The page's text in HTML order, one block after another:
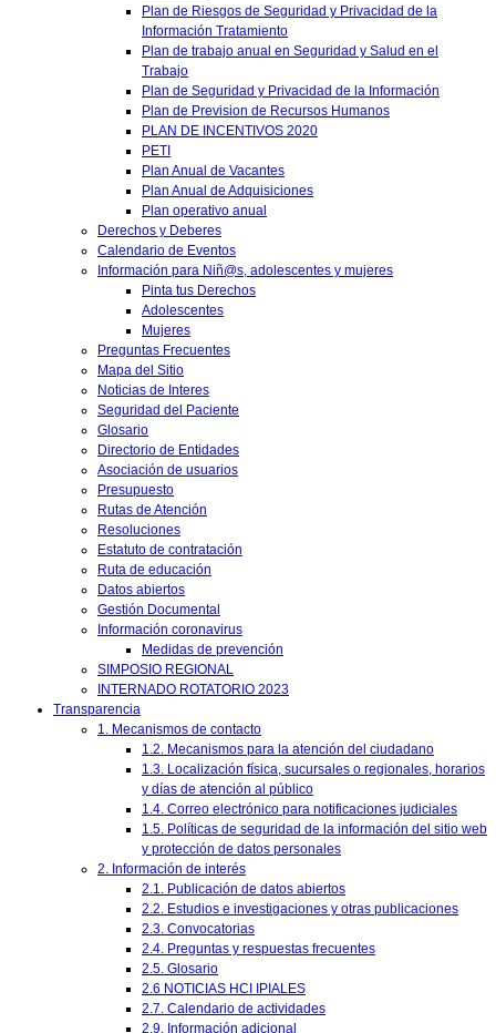
Plan de Riesgos de Seguridad y Privacidad de la
Información Tratamiento
Plan de trabajo anual en Seguridad y Salud en el
Trabajo
Plan de Seguridad y Privacidad de la Información
Plan de Prevision de Recursos Humanos
PLAN DE INCENTIVOS 2020
PETI
Plan Anual de Vacantes
Plan Anual de Adquisiciones
Plan operativo anual
Derechos y Deberes
Calendario de Eventos
Información para Niñ@s, adolescentes y mujeres
Pinta tus Derechos
Adolescentes
Mujeres
Preguntas Frecuentes
Mapa del Sitio
Noticias de Interes
Seguridad del Paciente
Glosario
Directorio de Entidades
Asociación de usuarios
Presupuesto
Rutas de Atención
Resoluciones
Estatuto de contratación
Ruta de educación
Datos abiertos
Gestión Documental
Información coronavirus
Medidas de prevención
SIMPOSIO REGIONAL
INTERNADO ROTATORIO 2023
Transparencia
1. Mecanismos de contacto
1.2. Mecanismos para la atención del ciudadano
1.3. Localización física, sucursales o regionales, horarios
y días de atención al público
1.4. Correo electrónico para notificaciones judiciales
1.5. Políticas de seguridad de la información del sitio web
y protección de datos personales
2. Información de interés
2.1. Publicación de datos abiertos
2.2. Estudios e investigaciones y otras publicaciones
2.3. Convocatorias
2.4. Preguntas y respuestas frecuentes
2.5. Glosario
2.6 NOTICIAS HCI IPIALES
2.7. Calendario de actividades
2.9. Información adicional